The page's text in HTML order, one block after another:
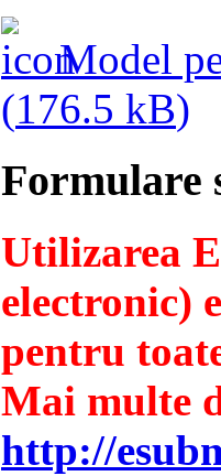
Model
(176.5 kB)
Formulare
Utilizarea
electronic)
pentru
Mai multe
http://